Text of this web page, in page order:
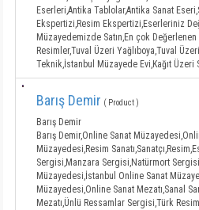
Eserleri,Antika Tablolar,Antika Sanat
Ekspertizi,Resim Ekspertizi,Eserleriniz
Müzayedemizde Satın,En çok
Resimler,Tuval Üzeri Yağlıboya,Tuval
Teknik,İstanbul Müzayede Evi,Kağıt Üzeri
Barış Demir ( Product )
Barış Demir
Barış Demir,Online Sanat
Müzayedesi,Resim
Sergisi,Manzara Sergisi,Natürmort
Müzayedesi,İstanbul Online Sanat
Müzayedesi,Online Sanat Mezatı,Sanal
Mezatı,Ünlü Ressamlar Sergisi,Türk